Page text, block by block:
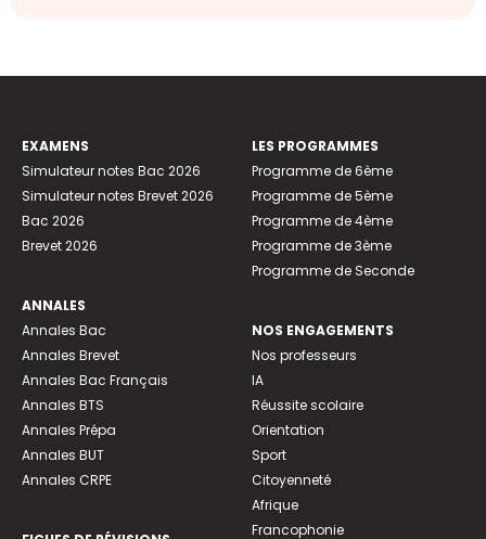
EXAMENS
Simulateur notes Bac 2026
Simulateur notes Brevet 2026
Bac 2026
Brevet 2026
ANNALES
Annales Bac
Annales Brevet
Annales Bac Français
Annales BTS
Annales Prépa
Annales BUT
Annales CRPE
LES PROGRAMMES
Programme de 6ème
Programme de 5ème
Programme de 4ème
Programme de 3ème
Programme de Seconde
NOS ENGAGEMENTS
Nos professeurs
IA
Réussite scolaire
Orientation
Sport
Citoyenneté
Afrique
Francophonie